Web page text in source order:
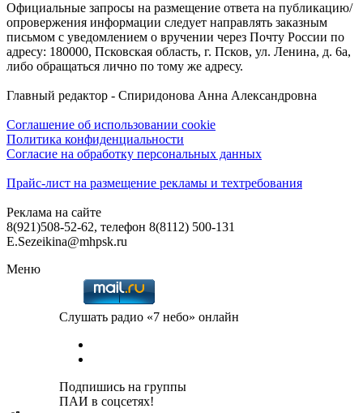
Официальные запросы на размещение ответа на публикацию/
опровержения информации следует направлять заказным
письмом с уведомлением о вручении через Почту России по
адресу: 180000, Псковская область, г. Псков, ул. Ленина, д. 6а,
либо обращаться лично по тому же адресу.
Главный редактор - Спиридонова Анна Александровна
Соглашение об использовании cookie
Политика конфиденциальности
Согласие на обработку персональных данных
Прайс-лист на размещение рекламы и техтребования
Реклама на сайте
8(921)508-52-62, телефон 8(8112) 500-131
E.Sezeikina@mhpsk.ru
Меню
Слушать радио «7 небо» онлайн
Подпишись на группы
ПАИ в соцсетях!